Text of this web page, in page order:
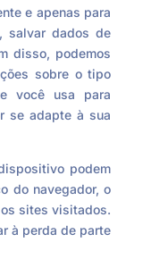
e apenas para
salvar dados de
disso, podemos
sobre o tipo
você usa para
se adapte à sua
podem
do navegador, o
sites visitados.
à perda de parte